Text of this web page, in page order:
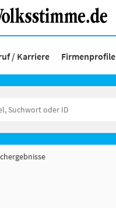
/ Karriere Firmenprofile